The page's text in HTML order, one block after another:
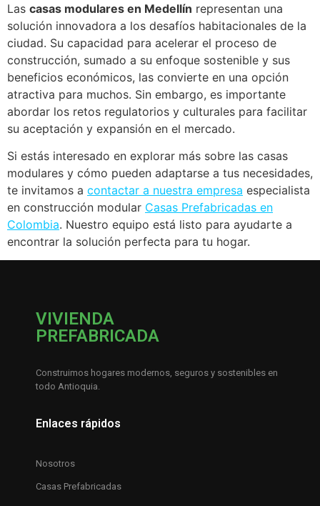
Las casas modulares en Medellín representan una
solución innovadora a los desafíos habitacionales de la
ciudad. Su capacidad para acelerar el proceso de
construcción, sumado a su enfoque sostenible y sus
beneficios económicos, las convierte en una opción
atractiva para muchos. Sin embargo, es importante
abordar los retos regulatorios y culturales para facilitar
su aceptación y expansión en el mercado.
Si estás interesado en explorar más sobre las casas
modulares y cómo pueden adaptarse a tus necesidades,
te invitamos a contactar a nuestra empresa especialista
en construcción modular Casas Prefabricadas en
Colombia. Nuestro equipo está listo para ayudarte a
encontrar la solución perfecta para tu hogar.
VIVIENDA
PREFABRICADA
Construimos hogares modernos, seguros y sostenibles en
todo Antioquia.
Enlaces rápidos
Nosotros
Casas Prefabricadas